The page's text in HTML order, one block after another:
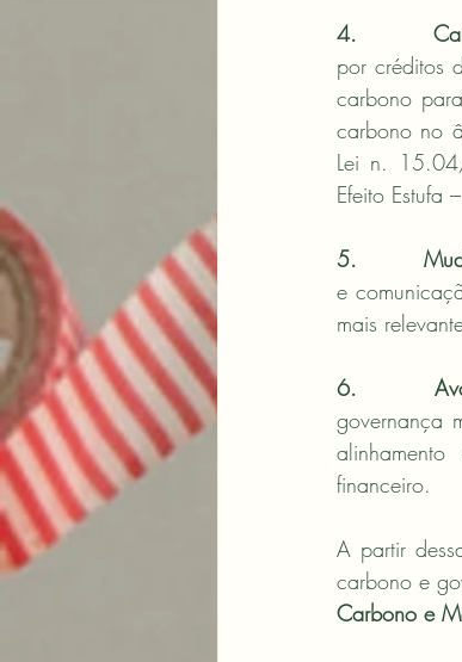
4.
por créditos
carbono
carbono no
Lei n.
Efeito Estufa
5.
e
mais
6.
governança
financeiro.
A partir
carbono e
Carbono e